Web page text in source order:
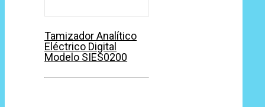
Tamizador Analítico
Eléctrico Digital
Modelo SIES0200